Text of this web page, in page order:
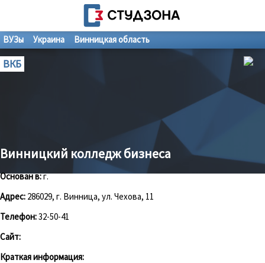
ВУЗы Украина Винницкая область
ВКБ
Винницкий колледж бизнеса
Основан в:г.
Адрес: 286029, г. Винница, ул. Чехова, 11
Телефон:32-50-41
Сайт:
Краткая информация: